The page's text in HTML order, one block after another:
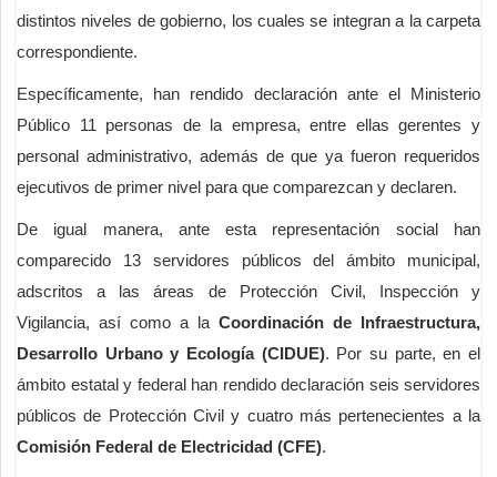
distintos niveles de gobierno, los cuales se integran a la carpeta
correspondiente.
Específicamente, han rendido declaración ante el Ministerio
Público 11 personas de la empresa, entre ellas gerentes y
personal administrativo, además de que ya fueron requeridos
ejecutivos de primer nivel para que comparezcan y declaren.
De igual manera, ante esta representación social han
comparecido 13 servidores públicos del ámbito municipal,
adscritos a las áreas de Protección Civil, Inspección y
Vigilancia, así como a la Coordinación de Infraestructura,
Desarrollo Urbano y Ecología (CIDUE). Por su parte, en el
ámbito estatal y federal han rendido declaración seis servidores
públicos de Protección Civil y cuatro más pertenecientes a la
Comisión Federal de Electricidad (CFE).